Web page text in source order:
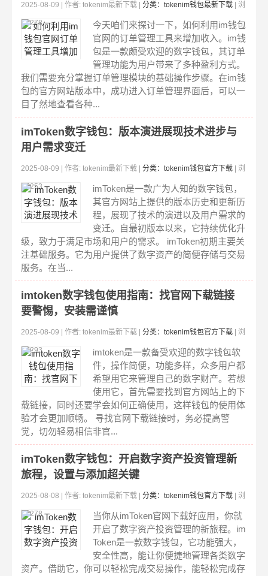
2025-08-09 | 作者: tokenim最新下载 | 分类：tokenim钱包最新下载 | 浏
览:278
今天咱们来探讨一下，如何利用im钱包
官网的订单管理工具来增加收入。im钱
包是一款颇受欢迎的数字钱包，其订单
管理功能为用户带来了多种盈利方式。
我们需要充分掌握订单管理模块的基础操作步骤。在im钱
包的官方网站版本中，成功进入订单管理界面后，可以一
目了然地查看各种...
imToken数字钱包：版本演进展现技术进步与
用户需求变迁
2025-08-09 | 作者: tokenim最新下载 | 分类：tokenim钱包官方下载 | 浏
览:253
imToken是一款广为人知的数字钱包，
其官方网站上提供的版本历史和更新历
程，展现了技术的演进以及用户需求的
变迁。自最初版本以来，它持续优化升
级，致力于满足市场和用户的需求。 imToken初期主要关
注基础服务。它为用户提供了数字资产的简便存储与交易
服务。在当...
imtoken数字钱包使用指南：找官网下载链接
要警惕，安装需谨慎
2025-08-09 | 作者: tokenim最新下载 | 分类：tokenim钱包官方下载 | 浏
览:293
imtoken是一款备受欢迎的数字钱包软
件，操作简便，功能多样，众多用户都
希望用它来管理自己的数字财产。若想
使用它，首先需要找到官方网站上的下
载链接，同时还要学会如何正确使用，这样钱包的使用体
验才会更加顺畅。 寻找官网下载链接时，务必提高警
觉，切勿轻易相信非官...
imToken数字钱包：开启数字资产投资管理新
旅程，设置与添加超关键
2025-08-08 | 作者: tokenim最新下载 | 分类：tokenim钱包官方下载 | 浏
览:278
当你从imToken官网下载好应用，你就
开启了数字资产投资管理的新旅程。im
Token是一款数字钱包，它功能强大，
安全性高，能让你便捷地管理各类数字
资产。借助它，你可以轻松完成交易操作，能轻松完成存